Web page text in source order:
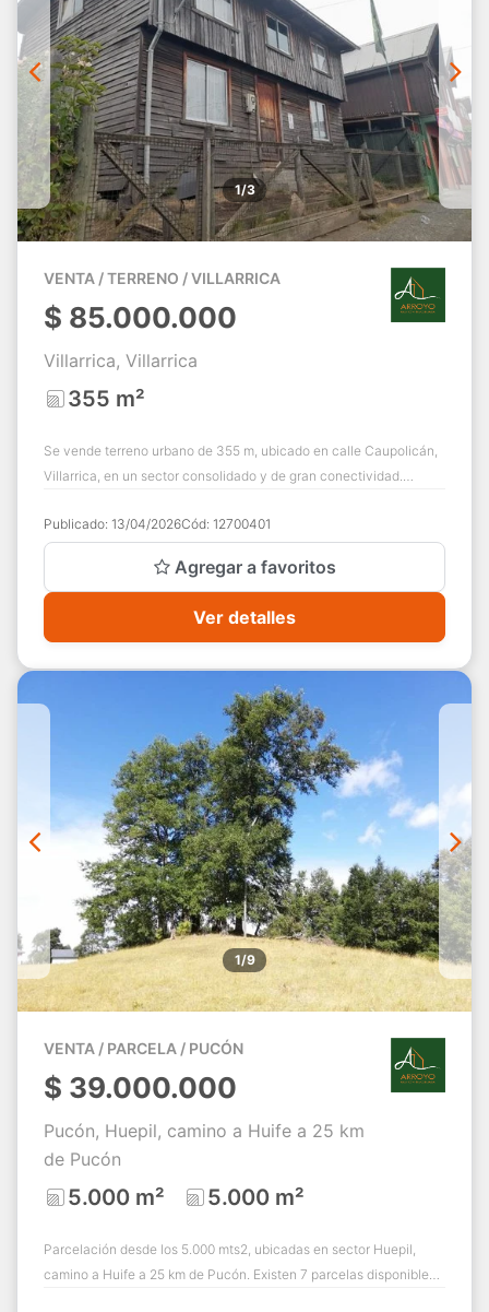
1/3
VENTA / TERRENO / VILLARRICA
$ 85.000.000
Villarrica, Villarrica
355 m²
Se vende terreno urbano de 355 m, ubicado en calle Caupolicán,
Villarrica, en un sector consolidado y de gran conectividad.
Publicado: 13/04/2026Cód: 12700401
Agregar a favoritos
Ver detalles
1/9
VENTA / PARCELA / PUCÓN
$ 39.000.000
Pucón, Huepil, camino a Huife a 25 km
de Pucón
5.000 m² 5.000 m²
Parcelación desde los 5.000 mts2, ubicadas en sector Huepil,
camino a Huife a 25 km de Pucón. Existen 7 parcelas disponibles,